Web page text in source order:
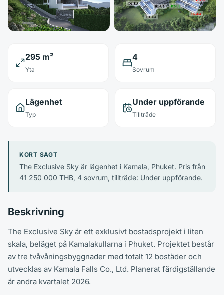
295 m²
Yta
4
Sovrum
Lägenhet
Typ
Under uppförande
Tillträde
KORT SAGT
The Exclusive Sky är lägenhet i Kamala, Phuket. Pris från
41 250 000 THB, 4 sovrum, tillträde: Under uppförande.
Beskrivning
The Exclusive Sky är ett exklusivt bostadsprojekt i liten
skala, beläget på Kamalakullarna i Phuket. Projektet består
av tre tvåvåningsbyggnader med totalt 12 bostäder och
utvecklas av Kamala Falls Co., Ltd. Planerat färdigställande
är andra kvartalet 2026.